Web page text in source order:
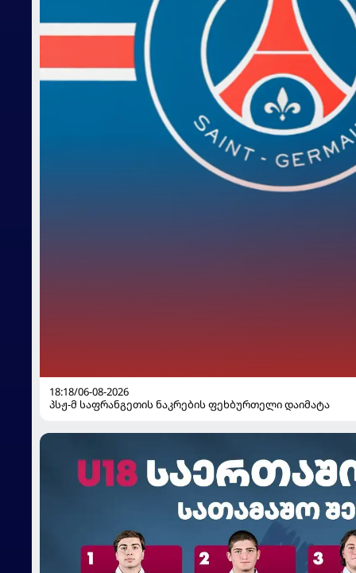
18:18/06-08-2026
პსჟ-მ საფრანგეთის ნაკრების ფეხბურთელი დაიმატა